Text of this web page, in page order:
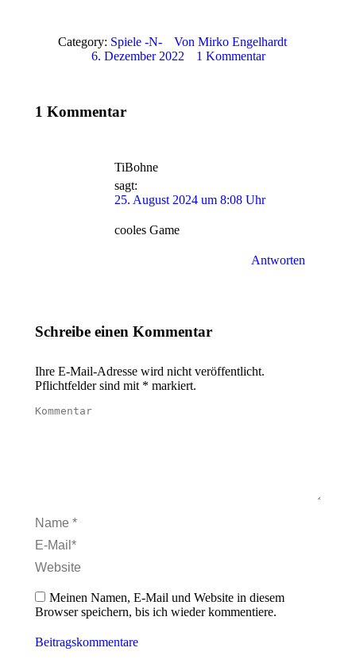
Category: Spiele -N- Von Mirko Engelhardt
6. Dezember 2022
1 Kommentar
1 Kommentar
TiBohne
sagt:
25. August 2024 um 8:08 Uhr
cooles Game
Antworten
Schreibe einen Kommentar
Ihre E-Mail-Adresse wird nicht veröffentlicht.
Pflichtfelder sind mit * markiert.
Kommentar
Name *
E-Mail *
Website
Meinen Namen, E-Mail und Website in diesem
Browser speichern, bis ich wieder kommentiere.
Beitragskommentare